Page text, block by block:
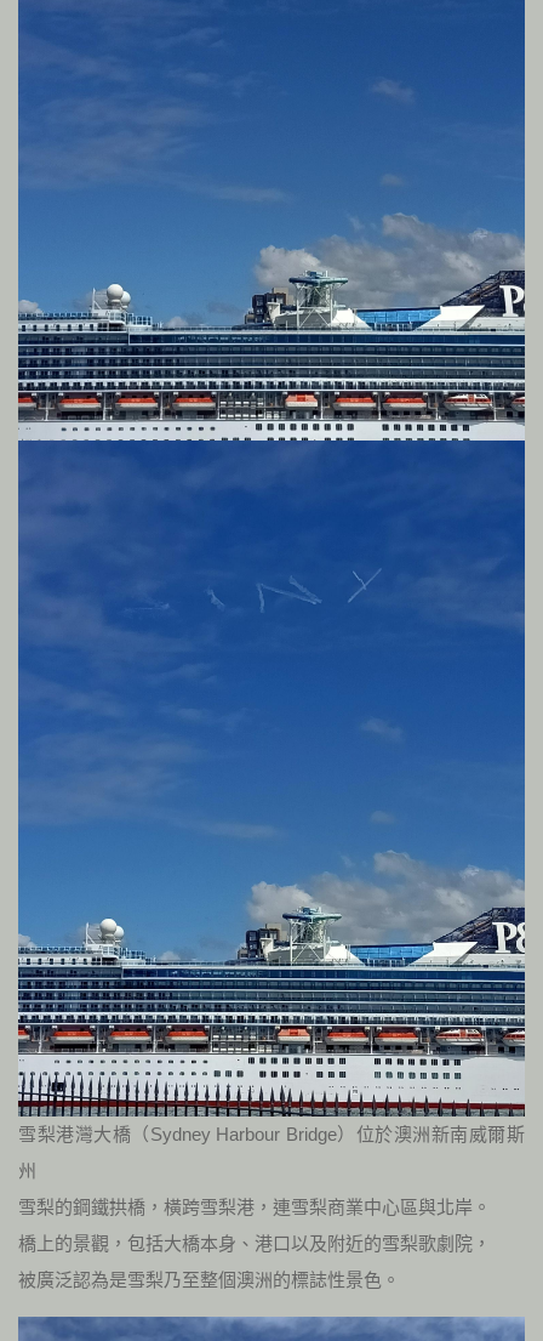
雪梨港灣大橋（Sydney Harbour Bridge）位於澳洲新南威爾斯
州
雪梨的鋼鐵拱橋，橫跨雪梨港，連雪梨商業中心區與北岸。
橋上的景觀，包括大橋本身、港口以及附近的雪梨歌劇院，
被廣泛認為是雪梨乃至整個澳洲的標誌性景色。